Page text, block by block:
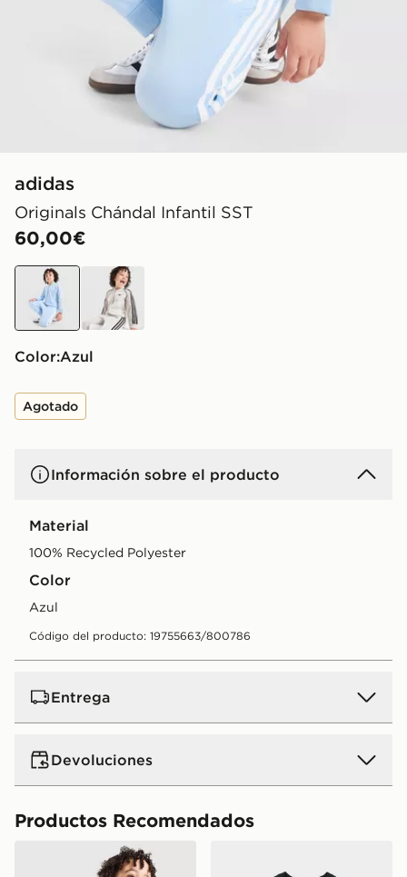
adidas
Originals Chándal Infantil SST
60,00€
azul beige
Color: azul
Agotado
Información sobre el producto
Material
100% Recycled Polyester
Color
azul
Código del producto: 19755663/800786
Entrega
Devoluciones
Productos Recomendados
adidas Originals Chándal Infantil SST